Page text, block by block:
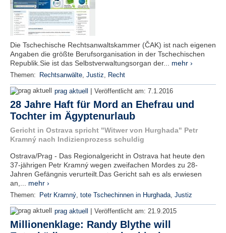
Die Tschechische Rechtsanwaltskammer (ČAK) ist nach eigenen
Angaben die größte Berufsorganisation in der Tschechischen
Republik.Sie ist das Selbstverwaltungsorgan der... mehr ›
Themen: Rechtsanwälte, Justiz, Recht
prag aktuell | Veröffentlicht am: 7.1.2016
28 Jahre Haft für Mord an Ehefrau und
Tochter im Ägyptenurlaub
Gericht in Ostrava spricht "Witwer von Hurghada" Petr
Kramný nach Indizienprozess schuldig
Ostrava/Prag - Das Regionalgericht in Ostrava hat heute den
37-jährigen Petr Kramný wegen zweifachen Mordes zu 28-
Jahren Gefängnis verurteilt.Das Gericht sah es als erwiesen
an,... mehr ›
Themen: Petr Kramný, tote Tschechinnen in Hurghada, Justiz
prag aktuell | Veröffentlicht am: 21.9.2015
Millionenklage: Randy Blythe will